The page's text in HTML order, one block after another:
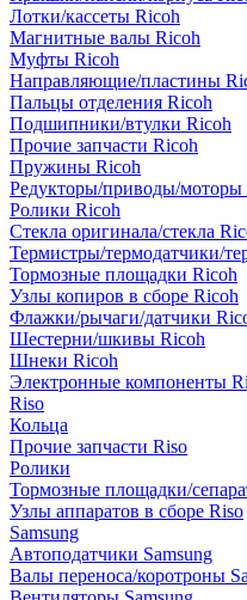
Лотки/кассеты Ricoh
Магнитные валы Ricoh
Муфты Ricoh
Направляющие/пластины
Пальцы отделения Ricoh
Подшипники/втулки Ricoh
Прочие запчасти Ricoh
Пружины Ricoh
Редукторы/приводы/моторы
Ролики Ricoh
Стекла оригинала/стекла
Термистры/термодатчики/
Тормозные площадки Ricoh
Узлы копиров в сборе Ricoh
Флажки/рычаги/датчики
Шестерни/шкивы Ricoh
Шнеки Ricoh
Электронные компоненты
Riso
Кольца
Прочие запчасти Riso
Ролики
Тормозные площадки/
Узлы аппаратов в сборе Riso
Samsung
Автоподатчики Samsung
Валы переноса/коротроны